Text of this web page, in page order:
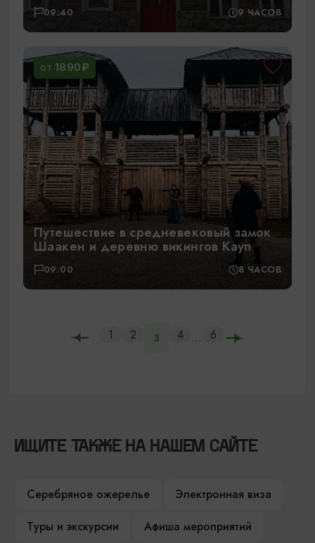
09:40 9 ЧАСОВ
ОТ 1890₽
Путешествие в средневековый замок
Шаакен и деревню викингов Кауп
09:00 8 ЧАСОВ
1 2 3 4 ... 6
ИЩИТЕ ТАКЖЕ НА НАШЕМ САЙТЕ
Серебряное ожерелье
Электронная виза
Туры и экскурсии
Афиша мероприятий